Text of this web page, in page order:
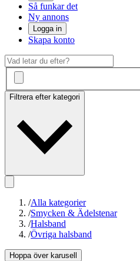
Så funkar det
Ny annons
Logga in
Skapa konto
Filtrera efter kategori
/Alla kategorier
/Smycken & Ädelstenar
/Halsband
/Övriga halsband
Hoppa över karusell